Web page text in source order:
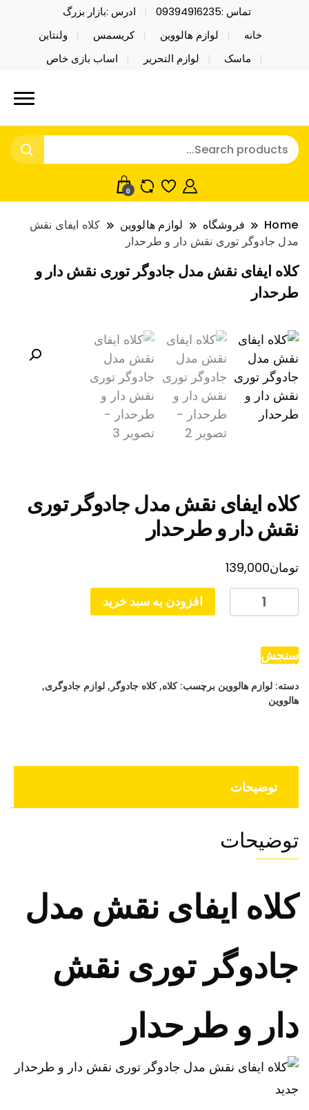
تماس :09394916235
ادرس :بازار بزرگ
خانه
لوازم هالووین کریسمس
ولنتاین
ماسک
لوازم التحریر اساب بازی خاص
نایکر توی فروش عمده لوازم هالووین
ولن تاین کادویی کریسمس اکسسوری
خرید محصولات خاص فیجت اسباب بازی تراول ماگ نایکر
توی فروش عمده لوازم هالووین ولن تاین کادویی
کریسمس اکسسوری ماسک در واردات مستقیم
0
Home فروشگاه لوازم هالووین
کلاه ایفای نقش
مدل جادوگر توری نقش دار و طرحدار
کلاه ایفای نقش مدل جادوگر توری نقش دار و
طرحدار
کلاه ایفای نقش مدل جادوگر توری
نقش دار و طرحدار
تومان139,000
ایفای
مدل
توری
نقش
طرحدار
افزودن به سبد خرید
سنجش
دسته: لوازم هالووین برچسب:کلاه,کلاه جادوگر , لوازم جادوگری,
هالووین
توضیحات
توضیحات
کلاه ایفای نقش مدل
جادوگر توری نقش
دار و طرحدار